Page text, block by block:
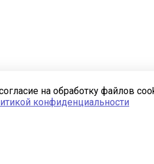
на обработку файлов
конфиденциальности